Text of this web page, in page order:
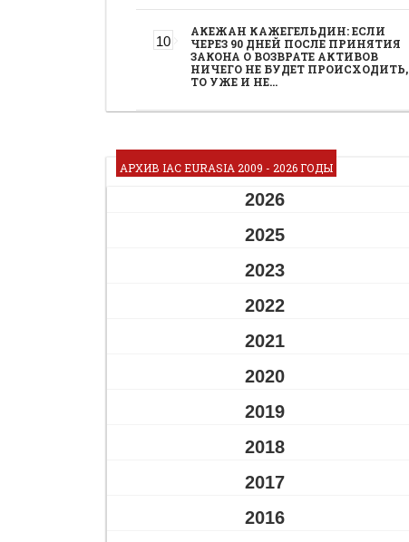
АКЕЖАН КАЖЕГЕЛЬДИН: ЕСЛИ
ЧЕРЕЗ 90 ДНЕЙ ПОСЛЕ ПРИНЯТИЯ
ЗАКОНА О ВОЗВРАТЕ АКТИВОВ
НИЧЕГО НЕ БУДЕТ ПРОИСХОДИТЬ,
ТО УЖЕ И НЕ…
АРХИВ IAC EURASIA 2009 - 2026 ГОДЫ
2026
2025
2023
2022
2021
2020
2019
2018
2017
2016